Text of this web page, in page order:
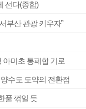
선다(종합)
부산 관광 키우자”
미초 통폐합 기로
수도 도약의 전환점
풀 꺾일 듯